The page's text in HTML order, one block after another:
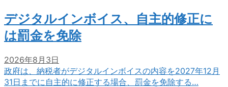
デジタルインボイス、自主的修正に
は罰金を免除
2026年8月3日
政府は、納税者がデジタルインボイスの内容を2027年12月
31日までに自主的に修正する場合、罰金を免除する…